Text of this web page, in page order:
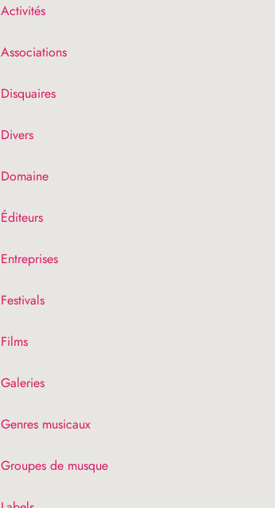
Activités
Associations
Disquaires
Divers
Domaine
Éditeurs
Entreprises
Festivals
Films
Galeries
Genres musicaux
Groupes de musque